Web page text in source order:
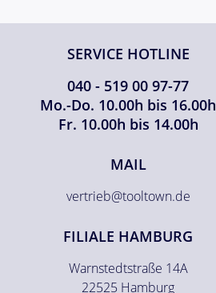
SERVICE HOTLINE
040 - 519 00 97-77
Mo.-Do. 10.00h bis 16.00h
Fr. 10.00h bis 14.00h
MAIL
vertrieb@tooltown.de
FILIALE HAMBURG
Warnstedtstraße 14A
22525 Hamburg